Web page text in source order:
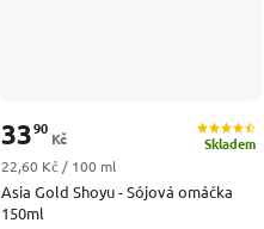
Asia Gold Shoyu - Sójová omáčka
150ml
Skladem
3390
Kč
Měrná cena:
22,60 Kč / 100 ml